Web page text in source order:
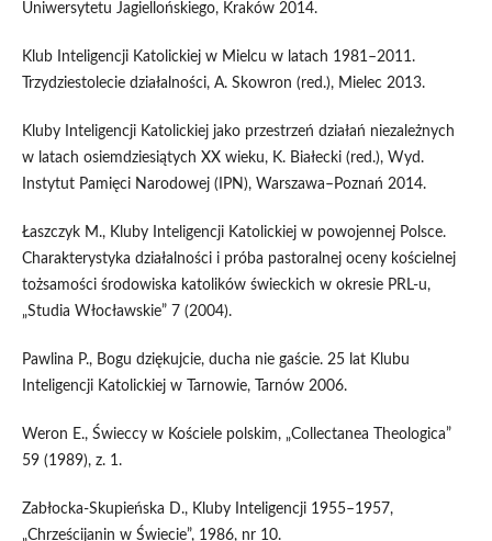
Uniwersytetu Jagiellońskiego, Kraków 2014.
Klub Inteligencji Katolickiej w Mielcu w latach 1981–2011.
Trzydziestolecie działalności, A. Skowron (red.), Mielec 2013.
Kluby Inteligencji Katolickiej jako przestrzeń działań niezależnych
w latach osiemdziesiątych XX wieku, K. Białecki (red.), Wyd.
Instytut Pamięci Narodowej (IPN), Warszawa–Poznań 2014.
Łaszczyk M., Kluby Inteligencji Katolickiej w powojennej Polsce.
Charakterystyka działalności i próba pastoralnej oceny kościelnej
tożsamości środowiska katolików świeckich w okresie PRL-u,
„Studia Włocławskie” 7 (2004).
Pawlina P., Bogu dziękujcie, ducha nie gaście. 25 lat Klubu
Inteligencji Katolickiej w Tarnowie, Tarnów 2006.
Weron E., Świeccy w Kościele polskim, „Collectanea Theologica”
59 (1989), z. 1.
Zabłocka-Skupieńska D., Kluby Inteligencji 1955–1957,
„Chrześcijanin w Świecie”, 1986, nr 10.